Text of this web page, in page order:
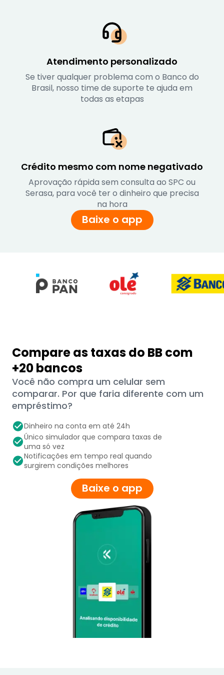
Atendimento personalizado
Se tiver qualquer problema com o Banco do
Brasil, nosso time de suporte te ajuda em
todas as etapas
Crédito mesmo com nome negativado
Aprovação rápida sem consulta ao SPC ou
Serasa, para você ter o dinheiro que precisa
na hora
Baixe o app
Compare as taxas do BB com
+20 bancos
Você não compra um celular sem
comparar. Por que faria diferente com um
empréstimo?
Dinheiro na conta em até 24h
Único simulador que compara taxas de
uma só vez
Notificações em tempo real quando
surgirem condições melhores
Baixe o app